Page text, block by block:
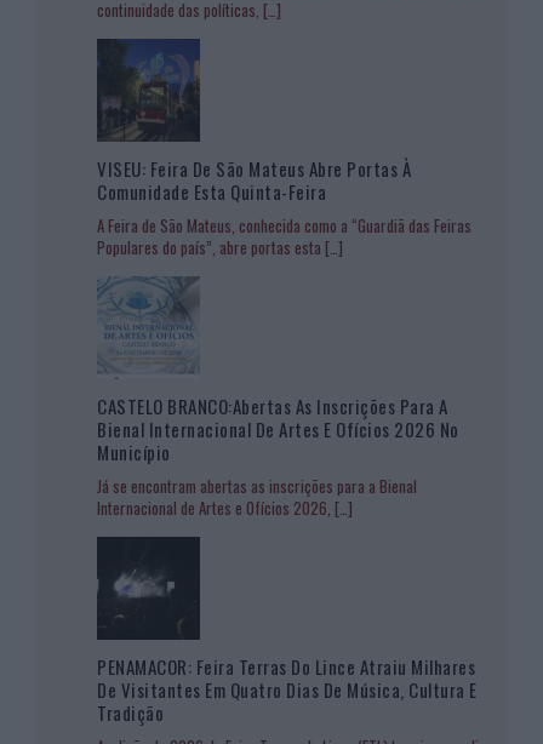
continuidade das políticas, […]
VISEU: Feira De São Mateus Abre Portas À
Comunidade Esta Quinta-Feira
A Feira de São Mateus, conhecida como a “Guardiã das Feiras
Populares do país”, abre portas esta […]
CASTELO BRANCO:Abertas As Inscrições Para A
Bienal Internacional De Artes E Ofícios 2026 No
Município
Já se encontram abertas as inscrições para a Bienal
Internacional de Artes e Ofícios 2026, […]
PENAMACOR: Feira Terras Do Lince Atraiu Milhares
De Visitantes Em Quatro Dias De Música, Cultura E
Tradição